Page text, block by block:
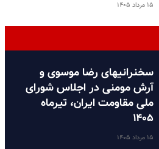
۱۵ مرداد ۱۴۰۵
سخنرانیهای رضا موسوی و
آرش مومنی در اجلاس شورای
ملی مقاومت ایران، تیرماه
۱۴۰۵
۱۵ مرداد ۱۴۰۵